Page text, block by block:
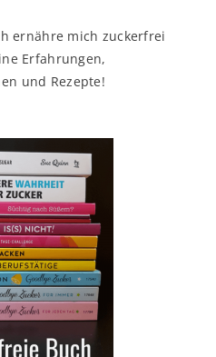
ernähre mich zuckerfrei
Erfahrungen,
und Rezepte!